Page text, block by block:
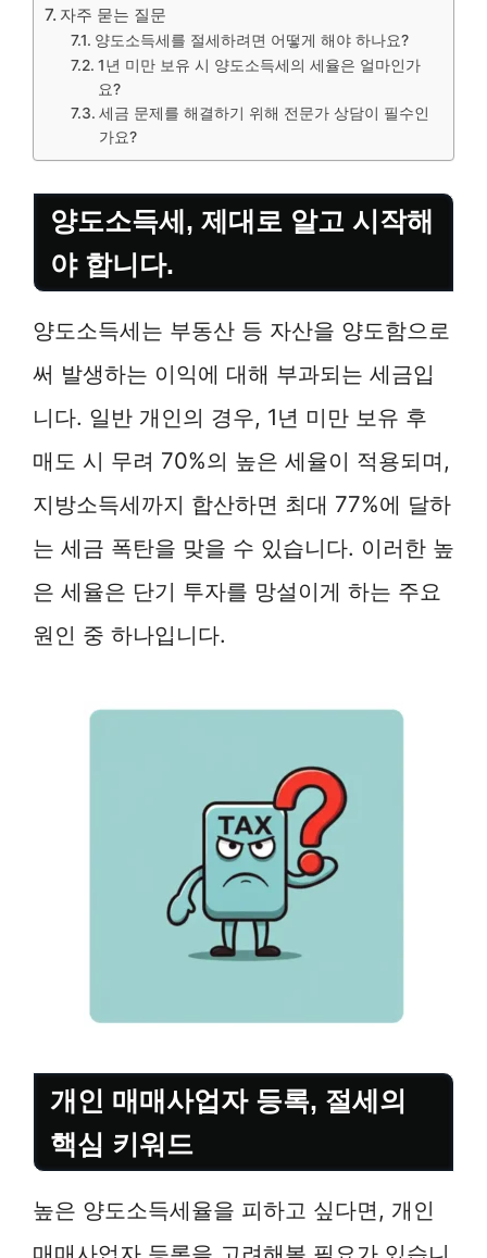
자주 묻는 질문
양도소득세를 절세하려면 어떻게 해야 하나요?
1년 미만 보유 시 양도소득세의 세율은 얼마인가
요?
세금 문제를 해결하기 위해 전문가 상담이 필수인
가요?
양도소득세, 제대로 알고 시작해
야 합니다.
양도소득세는 부동산 등 자산을 양도함으로
써 발생하는 이익에 대해 부과되는 세금입
니다. 일반 개인의 경우, 1년 미만 보유 후
매도 시 무려 70%의 높은 세율이 적용되며,
지방소득세까지 합산하면 최대 77%에 달하
는 세금 폭탄을 맞을 수 있습니다. 이러한 높
은 세율은 단기 투자를 망설이게 하는 주요
원인 중 하나입니다.
개인 매매사업자 등록, 절세의
핵심 키워드
높은 양도소득세율을 피하고 싶다면, 개인